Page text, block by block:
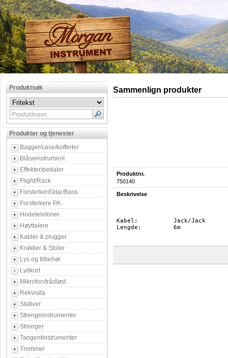
Produktsøk
Produktnavn
Produkter og tjenester
Bagger/case/kofferter
Blåseinstrument
Effekter/pedaler
Flight/Rack
Forsterker/Gitar/Bass
Forsterkere PA
Hodetelefoner
Høyttalere
Kabler & plugger
Krakker & Stoler
Lys og tilbehør
Lydkort
Mikrofon/trådløst
Rekvisita
Stativer
Strengeinstrumenter
Strenger
Tangentinstrumenter
Trommer
Sammenlign produkter
Produktnr.
750140
Beskrivelse
Kabel:		Jack/Jack
Lengde:		6m